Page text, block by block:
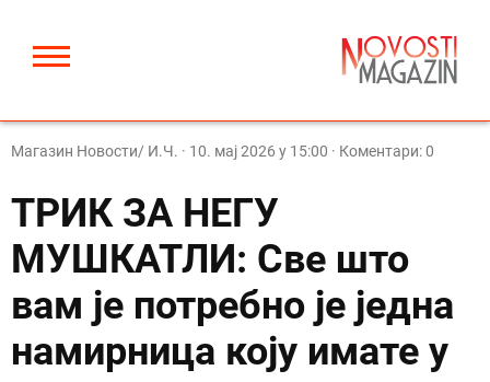
Магазин Новости/ И.Ч. · 10. мај 2026 у 15:00 · Коментари: 0
ТРИК ЗА НЕГУ
МУШКАТЛИ: Све што
вам је потребно је једна
намирница коју имате у